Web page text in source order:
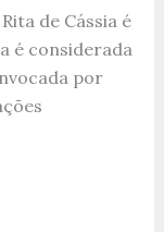
de Cássia é
é considerada
por